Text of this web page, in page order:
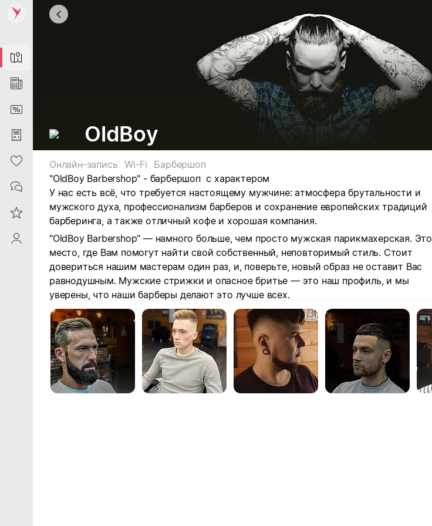
Map
News
DiscountCard
Purchases
Heart
Contacts
Reviews
ProfileSaby
OldBoy
Онлайн-запись Wi-Fi
Барбершоп
"OldBoy Barbershop" - барбершоп с характером
У нас есть всё, что требуется настоящему мужчине: атмосфера брутальности и
мужского духа, профессионализм барберов и сохранение европейских традиций
барберинга, а также отличный кофе и хорошая компания.
"OldBoy Barbershop" — намного больше, чем просто мужская парикмахерская. Это
место, где Вам помогут найти свой собственный, неповторимый стиль. Стоит
довериться нашим мастерам один раз, и, поверьте, новый образ не оставит Вас
равнодушным. Мужские стрижки и опасное бритье — это наш профиль, и мы
уверены, что наши барберы делают это лучше всех.